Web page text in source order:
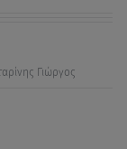
Γιώργος